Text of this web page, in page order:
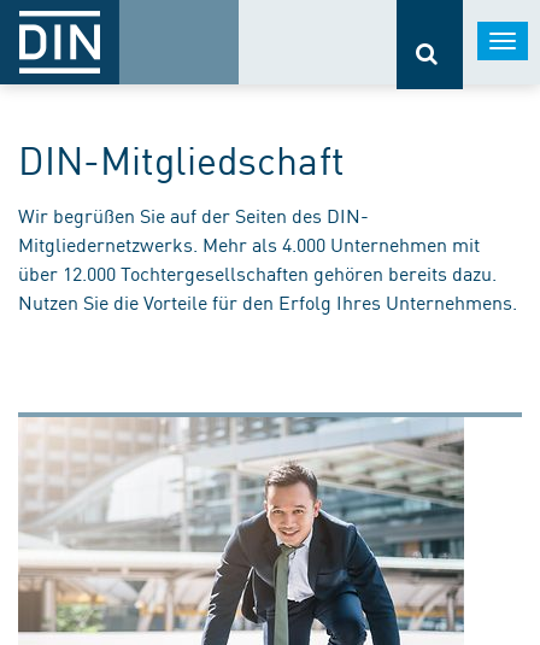
DIN-Mitgliedschaft
Wir begrüßen Sie auf der Seiten des DIN-
Mitgliedernetzwerks. Mehr als 4.000 Unternehmen mit
über 12.000 Tochtergesellschaften gehören bereits dazu.
Nutzen Sie die Vorteile für den Erfolg Ihres Unternehmens.